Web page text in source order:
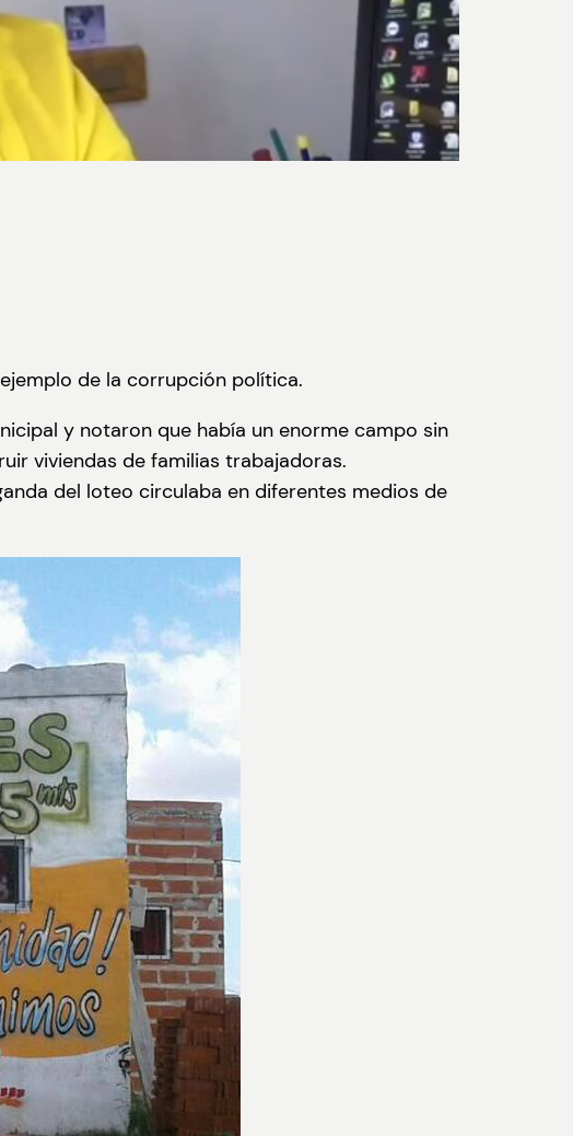
de la corrupción política.
y notaron que había un enorme campo sin
viviendas de familias trabajadoras.
del loteo circulaba en diferentes medios de